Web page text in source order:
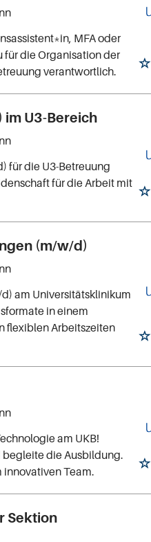
MFA oder
für die Organisation der
verantwortlich.
U3-Bereich
für die U3-Betreuung
für die Arbeit mit
(m/w/d)
am Universitätsklinikum
in einem
flexiblen Arbeitszeiten
am UKB!
die Ausbildung.
Team.
Sektion